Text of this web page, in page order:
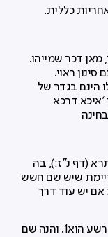
כללית.
מאן דכר שמייהו.
ראוי.
הינם בגדר של
'איכא דרכא
(דף נ"ז:), בה
שיש שם חשש
אם יש עוד דרך
יעדו — והוא בוחר ללכת בדרך המכשולות, רשע הוא1. והנה שם